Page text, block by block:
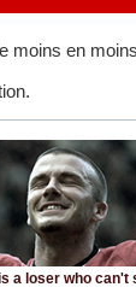
moins en
a loser who can't